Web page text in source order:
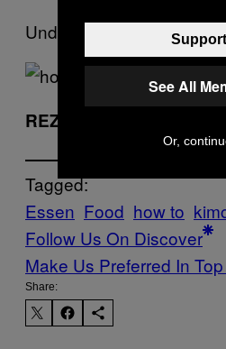
Und was gibt es
REZEPT:
Tagged:
Essen Food how to
Follow Us On Discover
Make Us Preferred In
Share:
See All
Or,